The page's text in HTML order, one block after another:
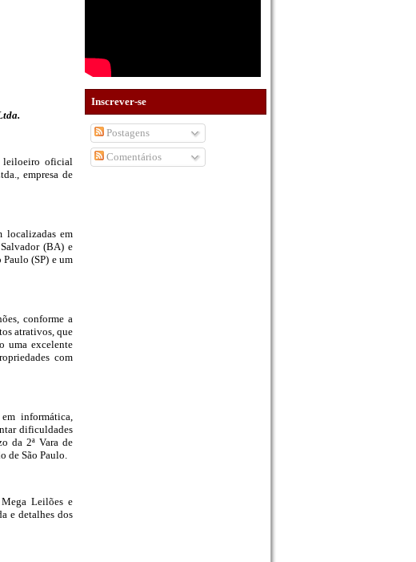
leiloeiro oficial
empresa de
localizadas em
(BA) e
(SP) e um
conforme a
atrativos, que
uma excelente
com
informática,
dificuldades
da 2ª Vara de
de São Paulo.
Leilões e
e detalhes dos
Inscrever-se
Postagens
Comentários